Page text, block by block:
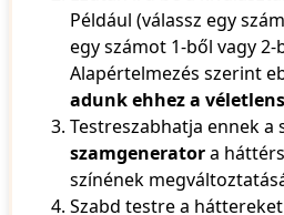
Például (válassz egy
egy számot 1-ből vagy
Alapértelmezés szerint
adunk ehhez a
Testreszabhatja ennek a
szamgeneratora
színének
Szabd testre a